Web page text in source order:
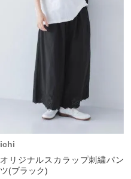
ichi
オリジナルスカラップ刺繍パン
ツ(ブラック)